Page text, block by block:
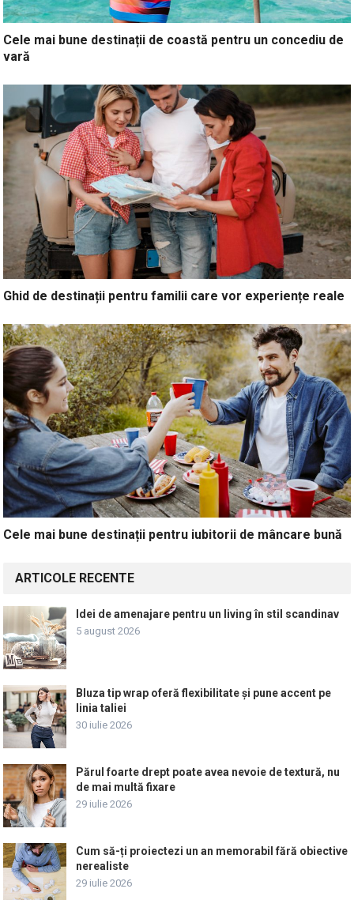
Cele mai bune destinații de coastă pentru un concediu de
vară
Ghid de destinații pentru familii care vor experiențe reale
Cele mai bune destinații pentru iubitorii de mâncare bună
ARTICOLE RECENTE
Idei de amenajare pentru un living în stil scandinav
5 august 2026
Bluza tip wrap oferă flexibilitate și pune accent pe
linia taliei
30 iulie 2026
Părul foarte drept poate avea nevoie de textură, nu
de mai multă fixare
29 iulie 2026
Cum să-ți proiectezi un an memorabil fără obiective
nerealiste
29 iulie 2026